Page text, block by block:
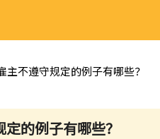
主不遵守规定的例子有哪些？
的例子有哪些？